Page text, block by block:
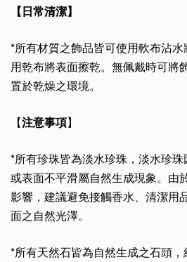
【日常清潔】
*所有材質之飾品皆可使用軟布沾
用乾布將表面擦乾。無佩戴時可將
置於乾燥之環境。
【注意事項】
*所有珍珠皆為淡水珍珠，淡水珍
或表面不平滑屬自然生成現象。由
影響，建議避免接觸香水、清潔用
面之自然光澤。
*所有天然石皆為自然生成之石頭